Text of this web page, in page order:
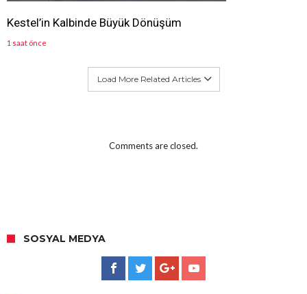
Kestel’in Kalbinde Büyük Dönüşüm
1 saat önce
Load More Related Articles
Comments are closed.
SOSYAL MEDYA